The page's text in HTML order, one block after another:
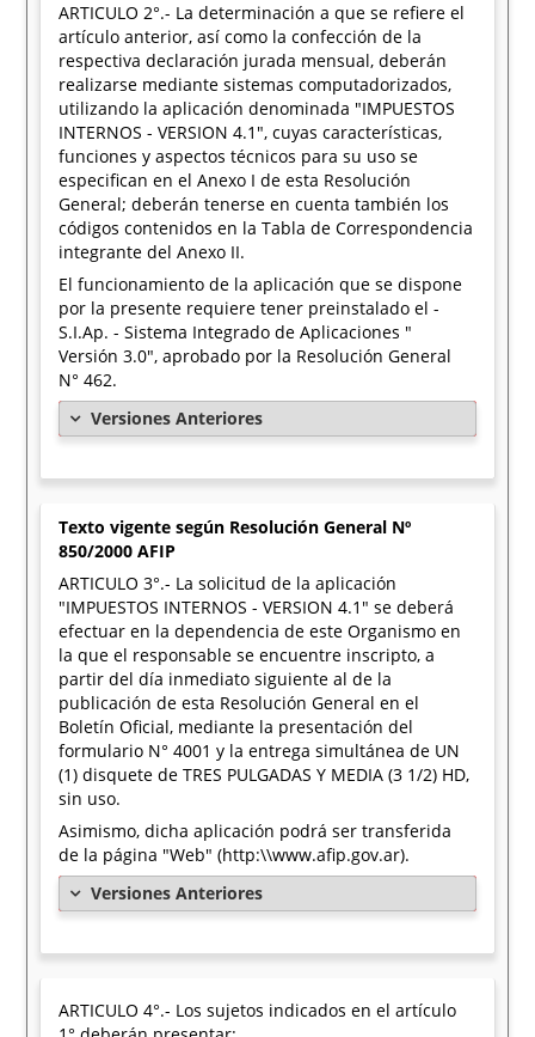
ARTICULO 2°.- La determinación a que se refiere el
artículo anterior, así como la confección de la
respectiva declaración jurada mensual, deberán
realizarse mediante sistemas computadorizados,
utilizando la aplicación denominada "IMPUESTOS
INTERNOS - VERSION 4.1", cuyas características,
funciones y aspectos técnicos para su uso se
especifican en el Anexo I de esta Resolución
General; deberán tenerse en cuenta también los
códigos contenidos en la Tabla de Correspondencia
integrante del Anexo II.
El funcionamiento de la aplicación que se dispone
por la presente requiere tener preinstalado el -
S.I.Ap. - Sistema Integrado de Aplicaciones "
Versión 3.0", aprobado por la Resolución General
N° 462.
Versiones Anteriores
Texto vigente según Resolución General Nº
850/2000 AFIP
ARTICULO 3°.- La solicitud de la aplicación
"IMPUESTOS INTERNOS - VERSION 4.1" se deberá
efectuar en la dependencia de este Organismo en
la que el responsable se encuentre inscripto, a
partir del día inmediato siguiente al de la
publicación de esta Resolución General en el
Boletín Oficial, mediante la presentación del
formulario N° 4001 y la entrega simultánea de UN
(1) disquete de TRES PULGADAS Y MEDIA (3 1/2) HD,
sin uso.
Asimismo, dicha aplicación podrá ser transferida
de la página "Web" (http:\\www.afip.gov.ar).
Versiones Anteriores
ARTICULO 4°.- Los sujetos indicados en el artículo